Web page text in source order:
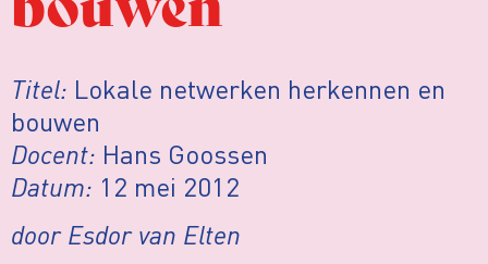
Titel: Lokale netwerken herkennen en
bouwen
Docent: Hans Goossen
Datum: 12 mei 2012
door Esdor van Elten